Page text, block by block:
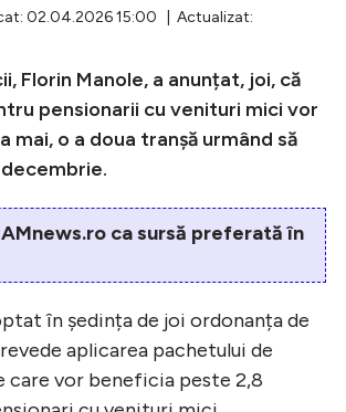
02.04.2026 15:00 | Actualizat:
Florin Manole, a anunțat, joi, că
pensionarii cu venituri mici vor
mai, o a doua tranșă urmând să
ca sursă preferată în
în ședința de joi ordonanța de
aplicarea pachetului de
care vor beneficia peste 2,8